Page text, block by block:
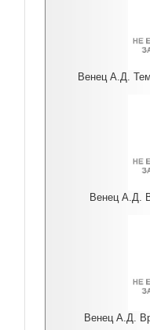
Венец А.Д.
Венец А.Д.
Венец А.Д.